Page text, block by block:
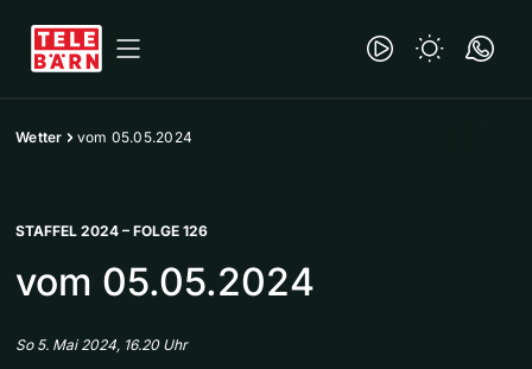
Wetter vom 05.05.2024
STAFFEL 2024 – FOLGE 126
vom 05.05.2024
So 5. Mai 2024, 16.20 Uhr